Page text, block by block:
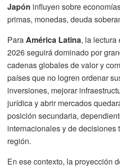
Japón influyen sobre
primas, monedas, deuda
ParaAmérica Latina, la lectura
2026 seguirá dominado por
cadenas globales de valor y
países que no logren ordenar
inversiones, mejorar
jurídica y abrir mercados
posición secundaria,
internacionales y de decisiones
región.
En ese contexto, la proyección